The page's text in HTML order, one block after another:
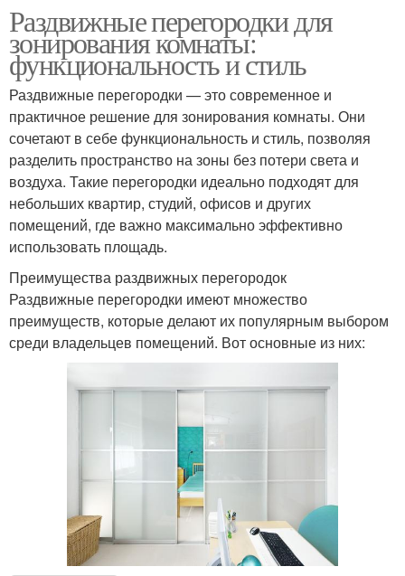
Раздвижные перегородки для
зонирования комнаты:
функциональность и стиль
Раздвижные перегородки — это современное и
практичное решение для зонирования комнаты. Они
сочетают в себе функциональность и стиль, позволяя
разделить пространство на зоны без потери света и
воздуха. Такие перегородки идеально подходят для
небольших квартир, студий, офисов и других
помещений, где важно максимально эффективно
использовать площадь.
Преимущества раздвижных перегородок
Раздвижные перегородки имеют множество
преимуществ, которые делают их популярным выбором
среди владельцев помещений. Вот основные из них: